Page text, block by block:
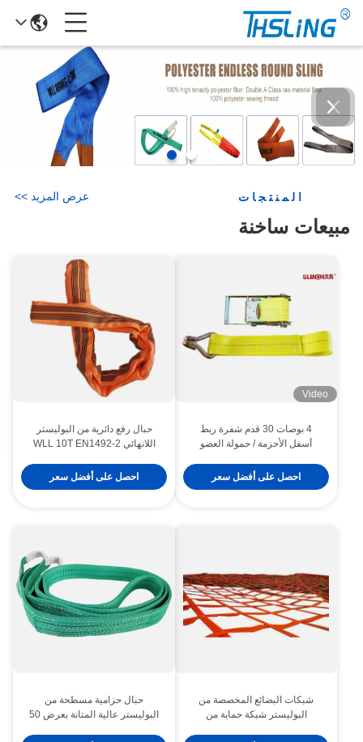
المنتجات
مبيعات ساخنة
عرض المزيد >
>
Video
4 بوصات 30 قدم شفرة ربط
أسفل الأحزمة / حمولة العضو
النارية خفيفة الوزن
احصل على أفضل سعر
حبال رفع دائرية من البوليستر
اللانهائي WLL 10T EN1492-2
احصل على أفضل سعر
شبكات البضائع المخصصة من
البوليستر شبكة حماية من
حبال حزامية مسطحة من
البوليستر عالية المتانة بعرض 50